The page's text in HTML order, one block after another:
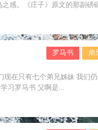
感。《庄子》原文的那副磅
罗马书 弟
在只有七个弟兄姊妹 我们
习罗马书 父啊是...